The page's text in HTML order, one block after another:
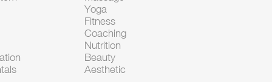
Yoga
Fitness
Coaching
Nutrition
Beauty
Aesthetic